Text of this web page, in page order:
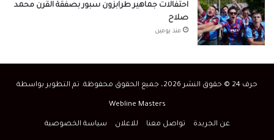
احتفالات جماهير طرابزون سبور بصفقة القرن محمد
صلاح
منذ يومين
حرف 24 © حقوق النشر 2026، جميع الحقوق محفوظة. تم التطوير بواسطة
Webline Masters
عن الجريدة تواصل معنا للاعلان سياسة الخصوصية